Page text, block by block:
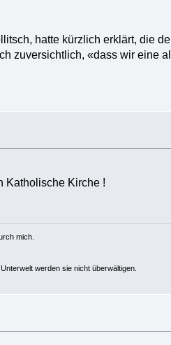
hatte kürzlich erklärt, die
zuversichtlich, «dass wir eine
Katholische Kirche !
mich.
werden sie nicht überwältigen.